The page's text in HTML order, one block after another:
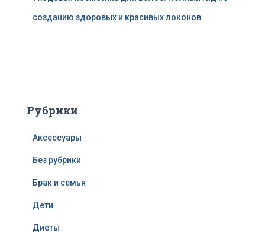
созданию здоровых и красивых локонов
Рубрики
Аксессуары
Без рубрики
Брак и семья
Дети
Диеты